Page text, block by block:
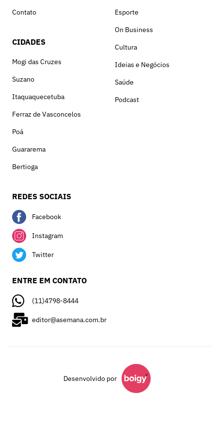
Contato
CIDADES
Mogi das Cruzes
Suzano
Itaquaquecetuba
Ferraz de Vasconcelos
Poá
Guararema
Bertioga
Esporte
On Business
Cultura
Ideias e Negócios
Saúde
Podcast
REDES SOCIAIS
Facebook
Instagram
Twitter
ENTRE EM CONTATO
(11)4798-8444
editor@asemana.com.br
Desenvolvido por